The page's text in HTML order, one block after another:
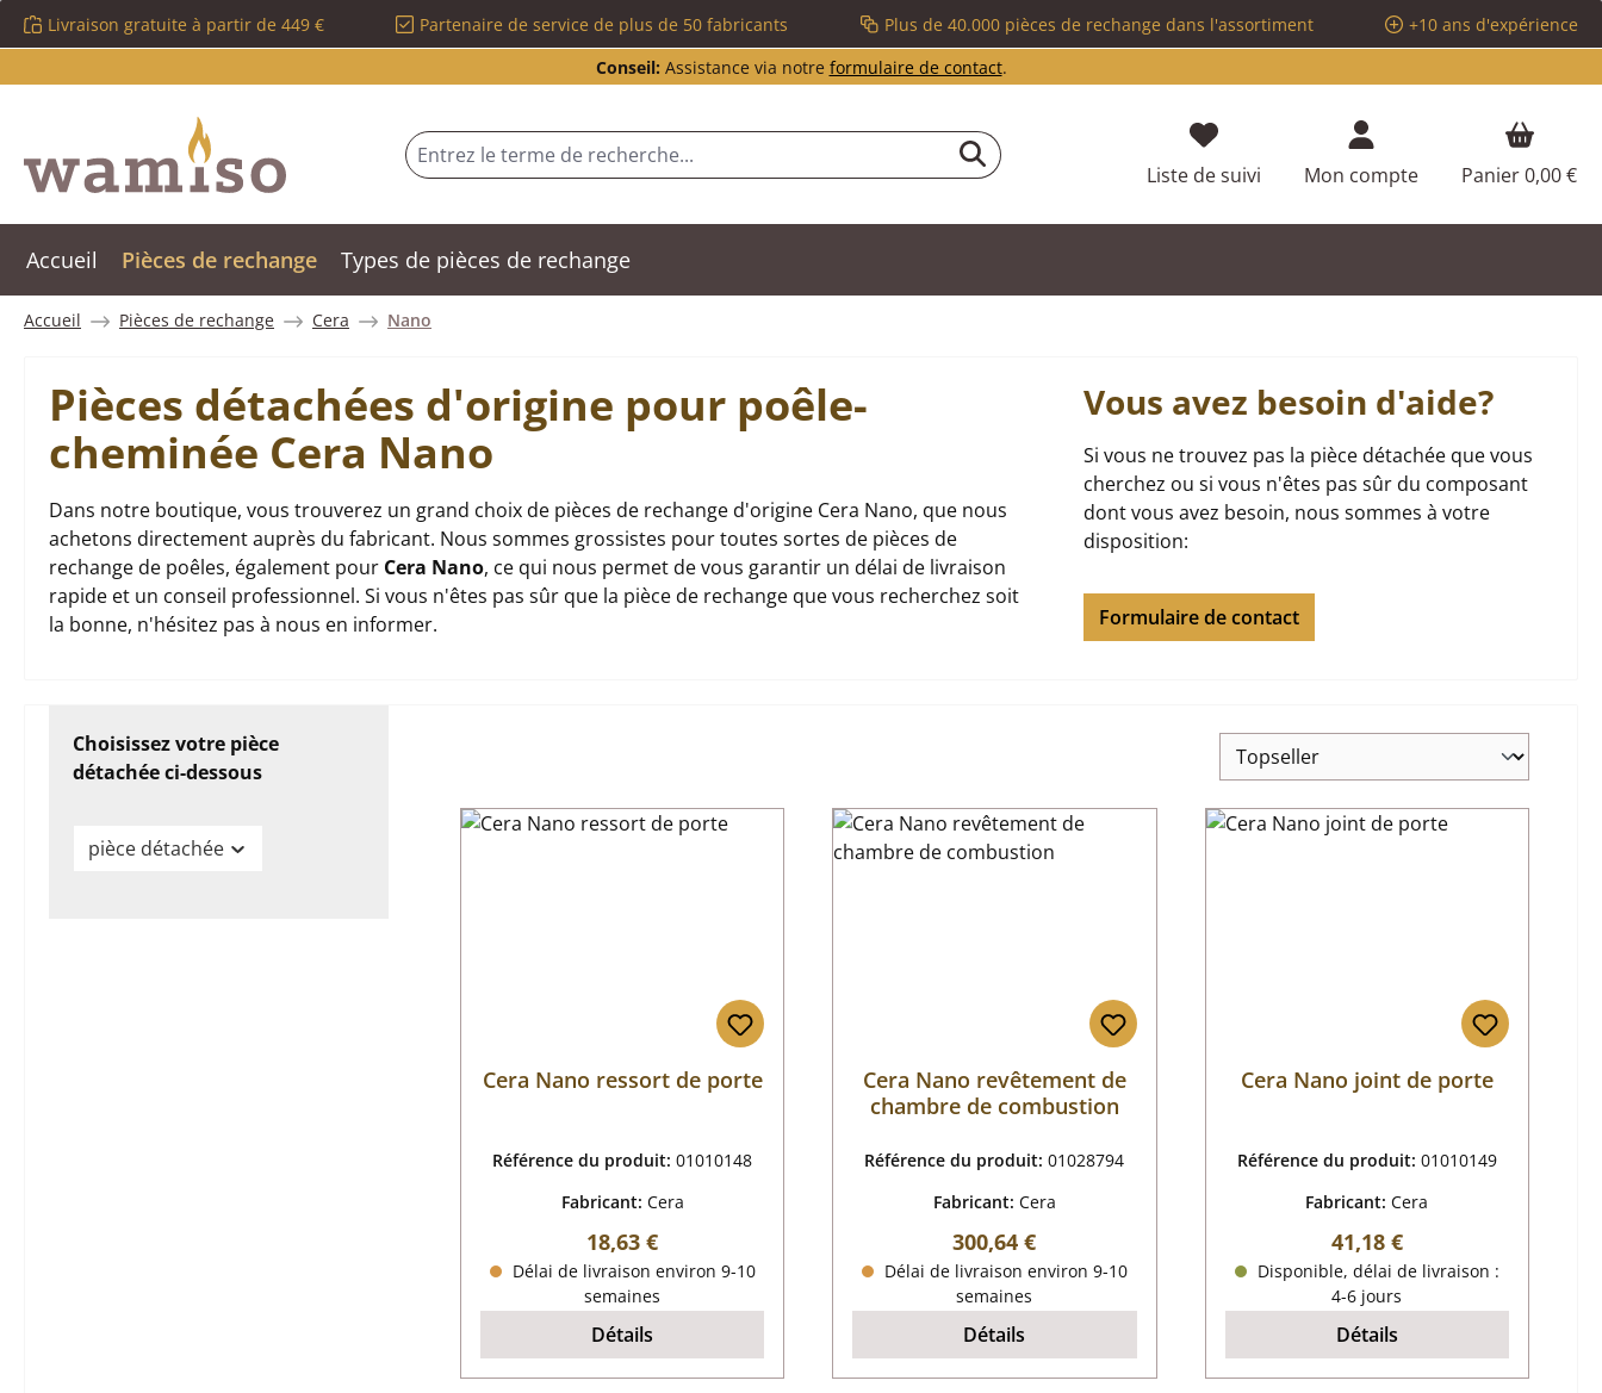
au contenu principal
Passer à la recherche
Passer à la navigation principale
Livraison gratuite à partir de 449 € Partenaire de service de plus de 50 fabricants Plus de 40.000 pièces de rechange dans l'assortiment
+10 ans d'expérience
Conseil: Assistance via notre formulaire de contact.
Liste de suivi Vous avez 0 articles dans votre liste
Mon compte Panier0,00 €
Accueil Pièces de rechange Types de pièces de rechange
Accueil Pièces de rechange Cera Nano
Pièces détachées d'origine pour poêle-
cheminée Cera Nano
Dans notre boutique, vous trouverez un grand choix de pièces de rechange d'origine Cera Nano, que nous
achetons directement auprès du fabricant. Nous sommes grossistes pour toutes sortes de pièces de
rechange de poêles, également pour Cera Nano, ce qui nous permet de vous garantir un délai de livraison
rapide et un conseil professionnel. Si vous n'êtes pas sûr que la pièce de rechange que vous recherchez soit
la bonne, n'hésitez pas à nous en informer.
Vous avez besoin d'aide?
Si vous ne trouvez pas la pièce détachée que vous
cherchez ou si vous n'êtes pas sûr du composant
dont vous avez besoin, nous sommes à votre
disposition:
Formulaire de contact
Choisissez votre pièce
détachée ci-dessous
pièce détachée
Cera Nano ressort de porte
Référence du produit:01010148
Fabricant: Cera
Prix régulier :
18,63 €
Délai de livraison environ 9-10
semaines
Détails
Cera Nano revêtement de
chambre de combustion
Référence du produit:01028794
Fabricant: Cera
Prix régulier :
300,64 €
Délai de livraison environ 9-10
semaines
Détails
Cera Nano joint de porte
Référence du produit: 01010149
Fabricant:Cera
Prix régulier :
41,18 €
Disponible, délai de livraison :
4-6 jours
Détails